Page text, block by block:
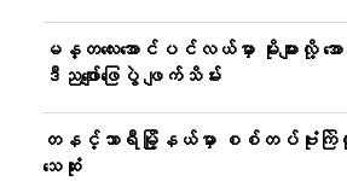
မန္တလေးအောင်ပင်လယ်မှာ မိုးများလို့
ဒီညဖျော်ဖြေပွဲ ဖျက်သိမ်း
တနင်္သာရီမြို့နယ်မှာ စစ်တပ်ဗုံးကြဲလို့
သေဆုံး